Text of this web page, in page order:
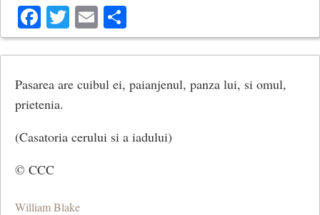
Facebook
Twitter
Email
Pasarea are cuibul ei, paianjenul, panza lui, si omul,
prietenia.
(Casatoria cerului si a iadului)
© CCC
William Blake